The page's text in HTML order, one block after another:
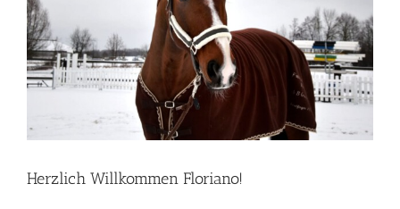
Herzlich Willkommen Floriano!